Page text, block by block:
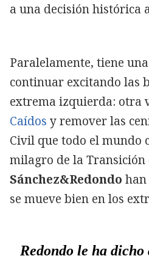
a una decisión histórica
Paralelamente, tiene
continuar excitando las
extrema izquierda: otra
Caídos y remover las
Civil que todo el mundo
milagro de la Transición
Sánchez&Redondo
se mueve bien en los
Redondo le ha dicho